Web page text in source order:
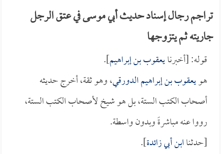
تراجم رجال إسناد حديث أبي موسى في عتق الرجل
جاريته ثم يتزوجها
قوله: [أخبرنايعقوب بن إبراهيم].
هويعقوب بن إبراهيم الدورقي، وهو ثقة، أخرج حديثه
أصحاب الكتب الستة، بل هو شيخ لأصحاب الكتب الستة،
رووا عنه مباشرةً وبدون واسطة.
[حدثناابن أبي زائدة].